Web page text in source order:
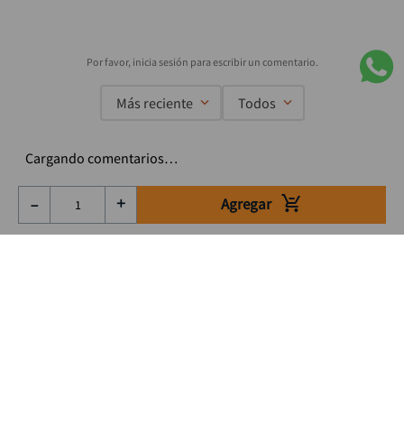
＋
－ Agregar
Más reciente Todos
Cargando comentarios…